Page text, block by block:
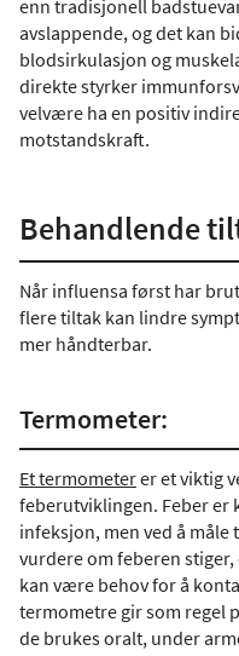
enn tradisjonell
avslappende, og det kan
blodsirkulasjon og
direkte styrker
velvære ha en positiv
motstandskraft.
Behandlende
Når influensa først har
flere tiltak kan lindre
mer håndterbar.
Termometer:
Et termometerer et viktig
feberutviklingen. Feber er
infeksjon, men ved å
vurdere om feberen
kan være behov for å
termometre gir som regel
de brukes oralt, under